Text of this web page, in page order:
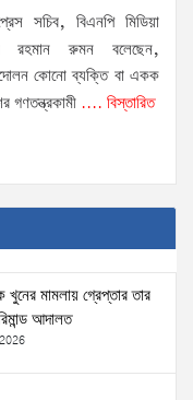
সচিব, বিএনপি মিডিয়া
রহমান রুমন বলেছেন,
কোনো ব্যক্তি বা একক
গণতন্ত্রকামী .... বিস্তারিত
খুনের মামলায় গ্রেপ্তার তার
আদালত